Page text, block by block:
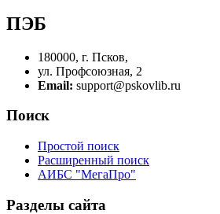
ПЭБ
180000, г. Псков,
ул. Профсоюзная, 2
Email: support@pskovlib.ru
Поиск
Простой поиск
Расширенный поиск
АИБС "МегаПро"
Разделы сайта